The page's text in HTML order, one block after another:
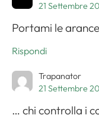
21 Settembre
Portami le
Rispondi
Trapanator
21 Settembre
… chi controlla i